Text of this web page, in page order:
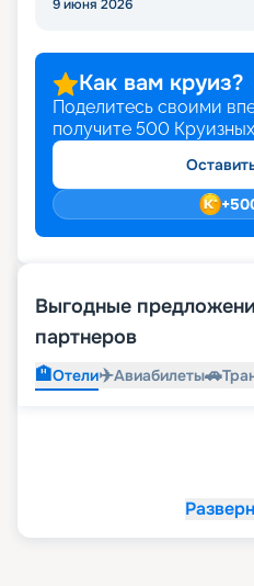
9 июня 2026
Как вам круиз?
Поделитесь своими
получите 500
+
Выгодные
партнеров
🏨Отели✈️Авиабилеты🚗